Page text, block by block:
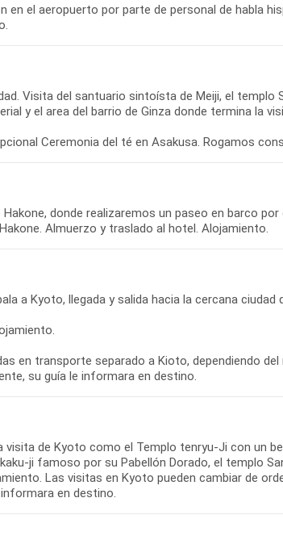
en el aeropuerto por parte de personal de habla
Visita del santuario sintoísta de Meiji, el templo
y el area del barrio de Ginza donde termina la
Ceremonia del té en Asakusa. Rogamos
Hakone, donde realizaremos un paseo en barco
Almuerzo y traslado al hotel. Alojamiento.
a Kyoto, llegada y salida hacia la cercana
en transporte separado a Kioto, dependiendo
su guía le informara en destino.
visita de Kyoto como el Templo tenryu-Ji con un
ji famoso por su Pabellón Dorado, el templo
Las visitas en Kyoto pueden cambiar de
en destino.